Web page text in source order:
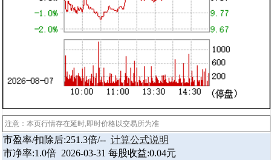
注意：本页行情存在延时,即时价格以交易所为准
市盈率/扣除后:251.3倍/-- 计算公式说明
市净率:1.0倍 2026-03-31 每股收益:0.04元